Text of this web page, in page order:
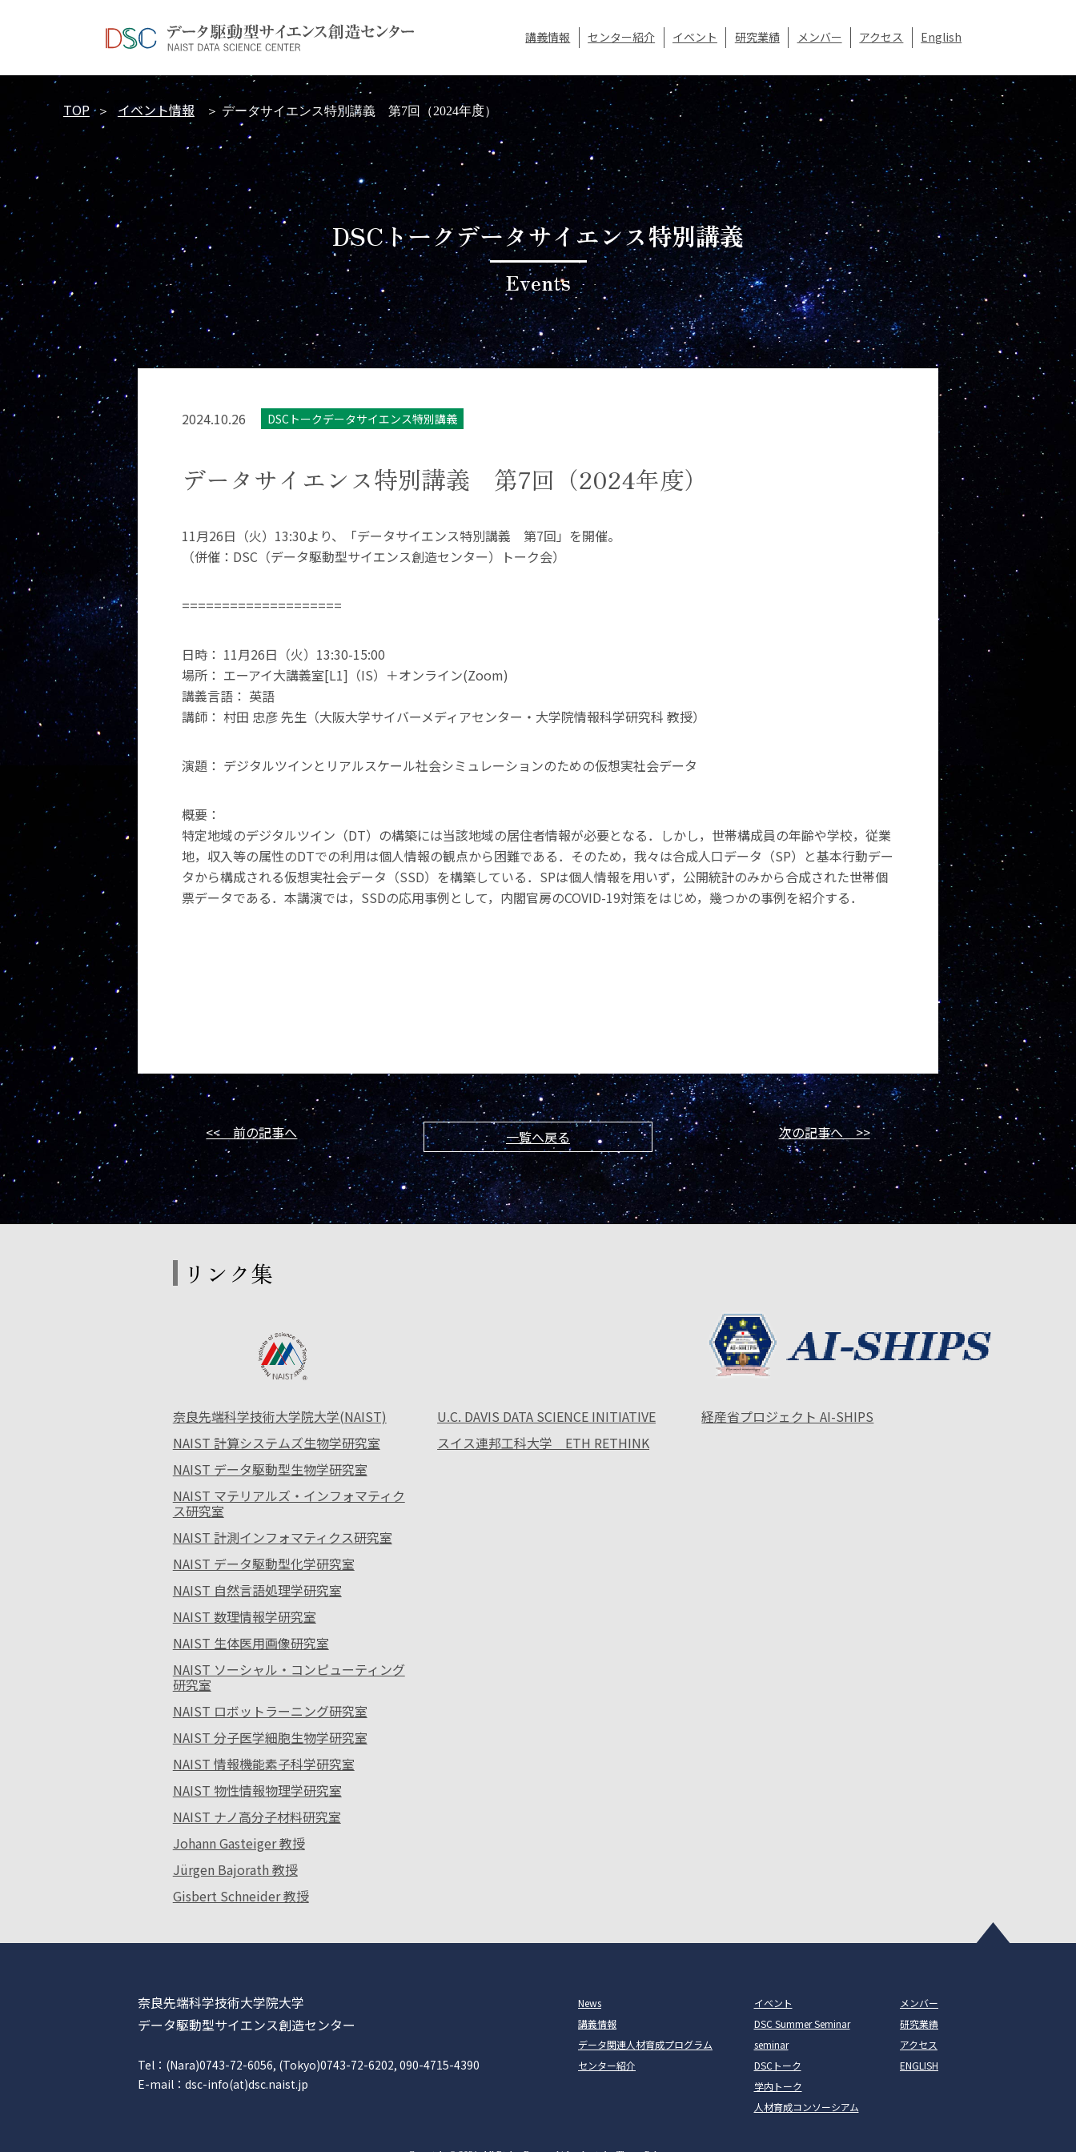
講義情報 センター紹介 イベント 研究業績 メンバー アクセス English
TOP ＞ イベント情報 ＞ データサイエンス特別講義 第7回（2024年度）
DSCトークデータサイエンス特別講義
Events
2024.10.26 DSCトークデータサイエンス特別講義
データサイエンス特別講義 第7回（2024年度）
11月26日（火）13:30より、「データサイエンス特別講義 第7回」を開催。
（併催：DSC（データ駆動型サイエンス創造センター）トーク会）
====================
日時： 11月26日（火）13:30-15:00
場所： エーアイ大講義室[L1]（IS）＋オンライン(Zoom)
講義言語： 英語
講師： 村田 忠彦 先生（大阪大学サイバーメディアセンター・大学院情報科学研究科 教授）
演題： デジタルツインとリアルスケール社会シミュレーションのための仮想実社会データ
概要：
特定地域のデジタルツイン（DT）の構築には当該地域の居住者情報が必要となる．しかし，世帯構成員の年齢や学校，従業
地，収入等の属性のDTでの利用は個人情報の観点から困難である．そのため，我々は合成人口データ（SP）と基本行動デー
タから構成される仮想実社会データ（SSD）を構築している．SPは個人情報を用いず，公開統計のみから合成された世帯個
票データである．本講演では，SSDの応用事例として，内閣官房のCOVID-19対策をはじめ，幾つかの事例を紹介する．
<< 前の記事へ 一覧へ戻る 次の記事へ >>
リンク集
奈良先端科学技術大学院大学(NAIST)
NAIST 計算システムズ生物学研究室
NAIST データ駆動型生物学研究室
NAIST マテリアルズ・インフォマティク
ス研究室
NAIST 計測インフォマティクス研究室
NAIST データ駆動型化学研究室
NAIST 自然言語処理学研究室
NAIST 数理情報学研究室
NAIST 生体医用画像研究室
NAIST ソーシャル・コンピューティング
研究室
NAIST ロボットラーニング研究室
NAIST 分子医学細胞生物学研究室
NAIST 情報機能素子科学研究室
NAIST 物性情報物理学研究室
NAIST ナノ高分子材料研究室
Johann Gasteiger 教授
Jürgen Bajorath 教授
Gisbert Schneider 教授
U.C. DAVIS DATA SCIENCE INITIATIVE
スイス連邦工科大学 ETH RETHINK
経産省プロジェクト AI-SHIPS
奈良先端科学技術大学院大学
データ駆動型サイエンス創造センター
Tel：(Nara)0743-72-6056, (Tokyo)0743-72-6202, 090-4715-4390
E-mail：dsc-info(at)dsc.naist.jp
News
講義情報
データ関連人材育成プログラム
センター紹介
イベント
DSC Summer Seminar
seminar
DSCトーク
学内トーク
人材育成コンソーシアム
メンバー
研究業績
アクセス
ENGLISH